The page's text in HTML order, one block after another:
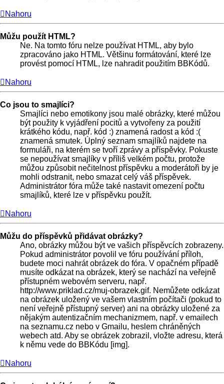
Nahoru
Můžu použít HTML?
Ne. Na tomto fóru nelze používat HTML, aby bylo
zpracováno jako HTML. Většinu formátování, které lze
provést pomocí HTML, lze nahradit použitím BBKódů.
Nahoru
Co jsou to smajlíci?
Smajlíci nebo emotikony jsou malé obrázky, které můžou
být použity k vyjádření pocitů a vytvořeny za použití
krátkého kódu, např. kód :) znamená radost a kód :(
znamená smutek. Úplný seznam smajlíků najdete na
formuláři, na kterém se tvoří zprávy a příspěvky. Pokuste
se nepoužívat smajlíky v příliš velkém počtu, protože
můžou způsobit nečitelnost příspěvku a moderátoři by je
mohli odstranit, nebo smazat celý váš příspěvek.
Administrátor fóra může také nastavit omezení počtu
smajlíků, které lze v příspěvku použít.
Nahoru
Můžu do příspěvků přidávat obrázky?
Ano, obrázky můžou být ve vašich příspěvcích zobrazeny.
Pokud administrátor povolil ve fóru používání příloh,
budete moci nahrát obrázek do fóra. V opačném případě
musíte odkázat na obrázek, který se nachází na veřejně
přístupném webovém serveru, např.
http://www.priklad.cz/muj-obrazek.gif. Nemůžete odkázat
na obrázek uložený ve vašem vlastním počítači (pokud to
není veřejně přístupný server) ani na obrázky uložené za
nějakým autentizačním mechanizmem, např. v emailech
na seznamu.cz nebo v Gmailu, heslem chráněných
webech atd. Aby se obrázek zobrazil, vložte adresu, která
k němu vede do BBKódu [img].
Nahoru